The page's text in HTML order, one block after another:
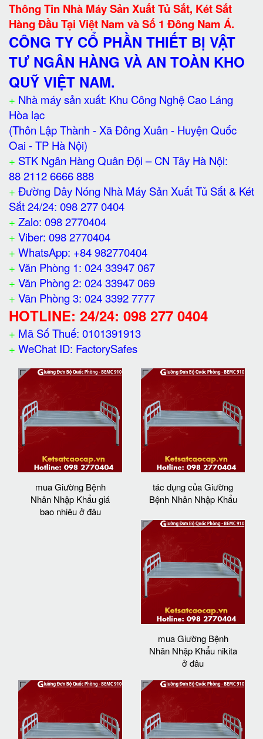
Thông Tin Nhà Máy Sản Xuất Tủ Sắt, Két Sắt
Hàng Đầu Tại Việt Nam và Số 1 Đông Nam Á.
CÔNG TY CỔ PHẦN THIẾT BỊ VẬT
TƯ NGÂN HÀNG VÀ AN TOÀN KHO
QUỸ VIỆT NAM.
+ Nhà máy sản xuất: Khu Công Nghệ Cao Láng
Hòa lạc
(Thôn Lập Thành - Xã Đông Xuân - Huyện Quốc
Oai - TP Hà Nội)
+ STK Ngân Hàng Quân Đội – CN Tây Hà Nội:
88 2112 6666 888
+ Đường Dây Nóng Nhà Máy Sản Xuất Tủ Sắt & Két
Sắt 24/24: 098 277 0404
+ Zalo: 098 2770404
+ Viber: 098 2770404
+ WhatsApp: +84 982770404
+ Văn Phòng 1: 024 33947 067
+ Văn Phòng 2: 024 33947 069
+ Văn Phòng 3: 024 3392 7777
HOTLINE: 24/24: 098 277 0404
+ Mã Số Thuế: 0101391913
+ WeChat ID: FactorySafes
mua Giường Bệnh
Nhân Nhập Khẩu giá
bao nhiêu ở đâu
tác dụng của Giường
Bệnh Nhân Nhập Khẩu
mua Giường Bệnh
Nhân Nhập Khẩu nikita
ở đâu